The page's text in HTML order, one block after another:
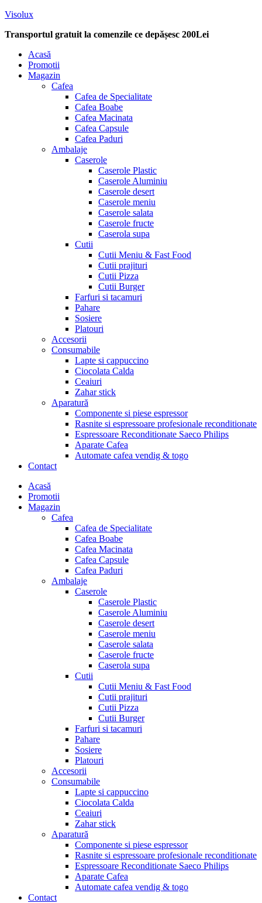
Visolux
Transportul gratuit la comenzile ce depășesc 200Lei
Menu
Acasă
Promotii
Magazin
Cafea
Cafea de Specialitate
Cafea Boabe
Cafea Macinata
Cafea Capsule
Cafea Paduri
Ambalaje
Caserole
Caserole Plastic
Caserole Aluminiu
Caserole desert
Caserole meniu
Caserole salata
Caserole fructe
Caserola supa
Cutii
Cutii Meniu & Fast Food
Cutii prajituri
Cutii Pizza
Cutii Burger
Farfuri si tacamuri
Pahare
Sosiere
Platouri
Accesorii
Consumabile
Lapte si cappuccino
Ciocolata Calda
Ceaiuri
Zahar stick
Aparatură
Componente si piese espressor
Rasnite si espressoare profesionale reconditionate
Espressoare Reconditionate Saeco Philips
Aparate Cafea
Automate cafea vendig & togo
Contact
Menu
Acasă
Promotii
Magazin
Cafea
Cafea de Specialitate
Cafea Boabe
Cafea Macinata
Cafea Capsule
Cafea Paduri
Ambalaje
Caserole
Caserole Plastic
Caserole Aluminiu
Caserole desert
Caserole meniu
Caserole salata
Caserole fructe
Caserola supa
Cutii
Cutii Meniu & Fast Food
Cutii prajituri
Cutii Pizza
Cutii Burger
Farfuri si tacamuri
Pahare
Sosiere
Platouri
Accesorii
Consumabile
Lapte si cappuccino
Ciocolata Calda
Ceaiuri
Zahar stick
Aparatură
Componente si piese espressor
Rasnite si espressoare profesionale reconditionate
Espressoare Reconditionate Saeco Philips
Aparate Cafea
Automate cafea vendig & togo
Contact